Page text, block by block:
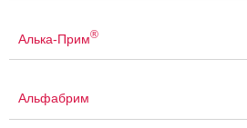
Алька-Прим®
Альфабрим